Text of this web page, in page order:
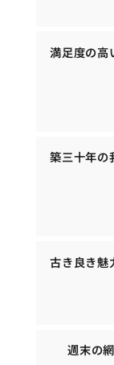
満足度の高
築三十年の
古き良き魅
週末の